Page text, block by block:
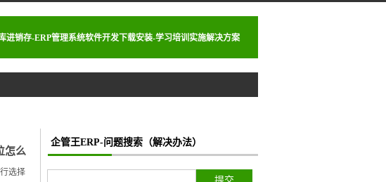
进销存-ERP管理系统软件开发下载安装-学习培训实施解决方案
怎么
选择
企管王ERP-问题搜索（解决办法）